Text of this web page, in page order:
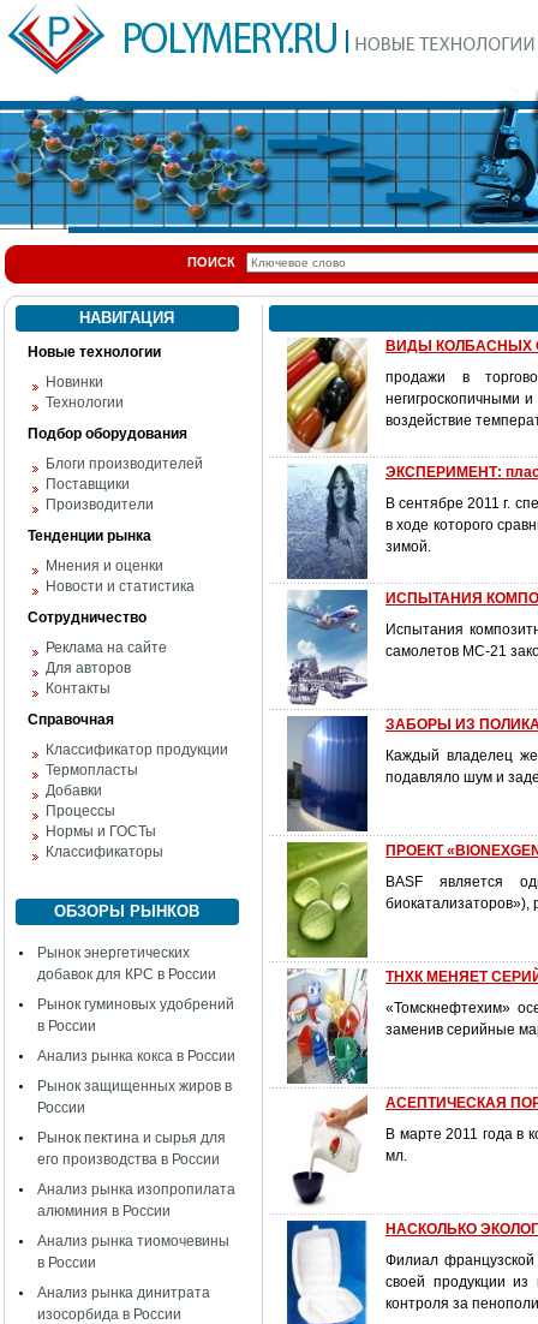
ПОИСК
НАВИГАЦИЯ
Новые технологии
Новинки
Технологии
Подбор оборудования
Блоги производителей
Поставщики
Производители
Тенденции рынка
Мнения и оценки
Новости и статистика
Сотрудничество
Реклама на сайте
Для авторов
Контакты
Справочная
Классификатор продукции
Термопласты
Добавки
Процессы
Нормы и ГОСТы
Классификаторы
ОБЗОРЫ РЫНКОВ
Рынок энергетических
добавок для КРС в России
Рынок гуминовых удобрений
в России
Анализ рынка кокса в России
Рынок защищенных жиров в
России
Рынок пектина и сырья для
его производства в России
Анализ рынка изопропилата
алюминия в России
Анализ рынка тиомочевины
в России
Анализ рынка динитрата
изосорбида в России
ВИДЫ КОЛБАСНЫХ
продажи в
негигроскопичными
воздействие
ЭКСПЕРИМЕНТ:
В сентябре 2011 г.
в ходе которого
зимой.
ИСПЫТАНИЯ
Испытания
самолетов МС-21
ЗАБОРЫ ИЗ
Каждый владелец
подавляло шум и
ПРОЕКТ
BASF является
ТНХК МЕНЯЕТ
«Томскнефтехим»
заменив серийные
АСЕПТИЧЕСКАЯ
В марте 2011 года в
мл.
НАСКОЛЬКО
Филиал французской
своей продукции из
контроля за